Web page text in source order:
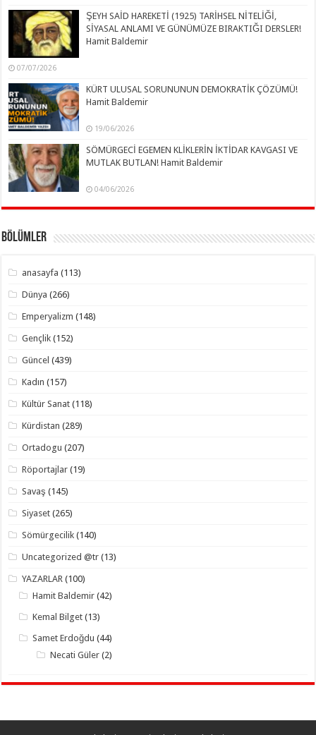
ŞEYH SAİD HAREKETİ (1925) TARİHSEL NİTELİĞİ,
SİYASAL ANLAMI VE GÜNÜMÜZE BIRAKTIĞI DERSLER!
Hamit Baldemir
07/07/2026
KÜRT ULUSAL SORUNUNUN DEMOKRATİK ÇÖZÜMÜ!
Hamit Baldemir
19/06/2026
SÖMÜRGECİ EGEMEN KLİKLERİN İKTİDAR KAVGASI VE
MUTLAK BUTLAN! Hamit Baldemir
04/06/2026
Bölümler
anasayfa (113)
Dünya (266)
Emperyalizm (148)
Gençlik (152)
Güncel (439)
Kadın (157)
Kültür Sanat (118)
Kürdistan (289)
Ortadogu (207)
Röportajlar (19)
Savaş (145)
Siyaset (265)
Sömürgecilik (140)
Uncategorized @tr (13)
YAZARLAR (100)
Hamit Baldemir (42)
Kemal Bilget (13)
Samet Erdoğdu (44)
Necati Güler (2)